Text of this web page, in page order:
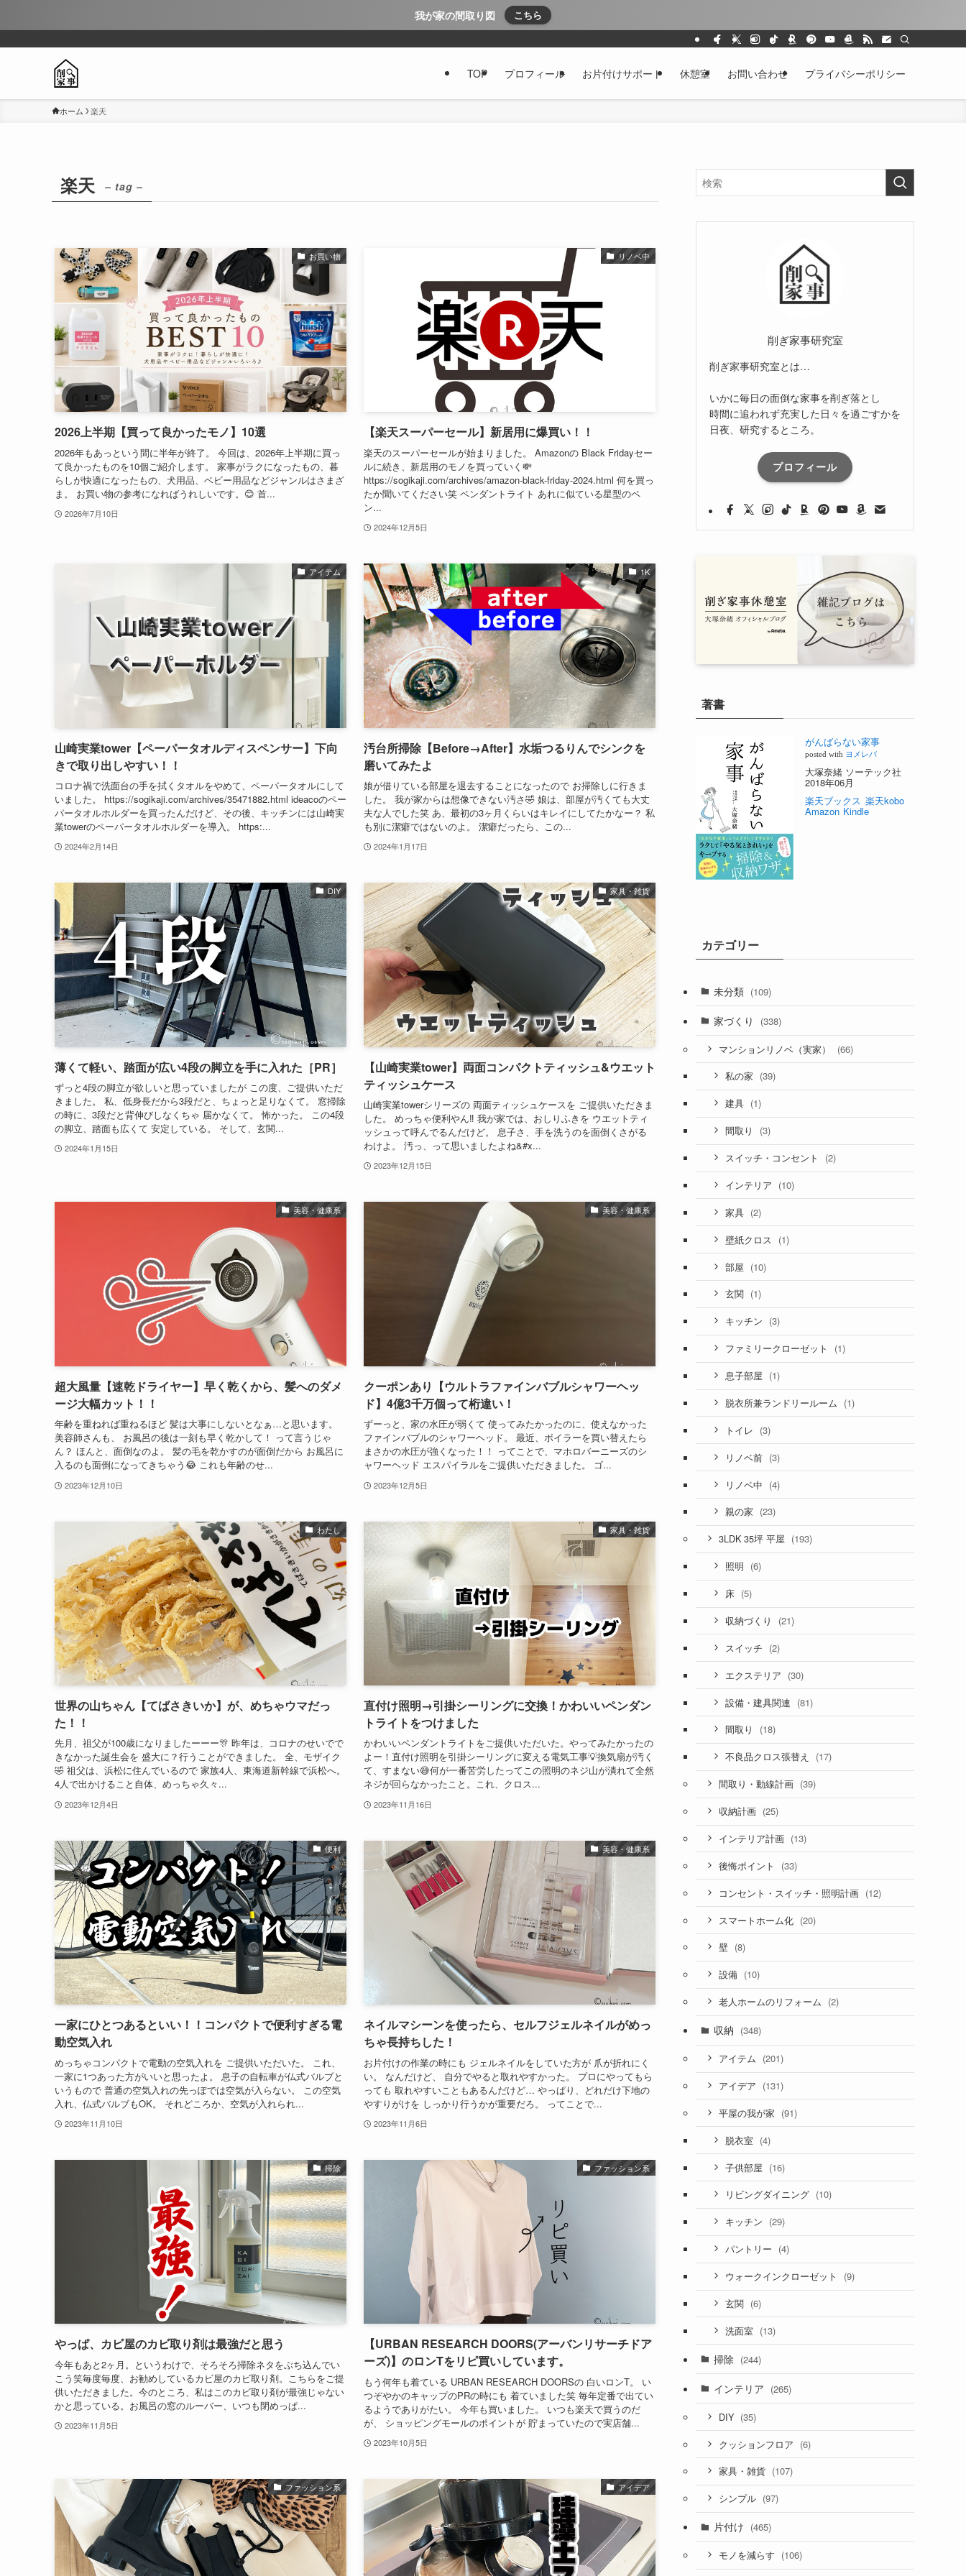
我が家の間取り図 こちら
TOP プロフィール お片付けサポート 休憩室 お問い合わせ プライバシーポリシー
ホーム 楽天
楽天 – tag –
お買い物
2026上半期【買って良かったモノ】10選
2026年もあっという間に半年が終了。 今回は、2026年上半期に買っ
て良かったものを10個ご紹介します。 家事がラクになったもの、暮
らしが快適になったもの、犬用品、ベビー用品などジャンルはさまざ
ま。 お買い物の参考になればうれしいです。😊 首...
2026年7月10日
リノベ中
【楽天スーパーセール】新居用に爆買い！！
楽天のスーパーセールが始まりました。 Amazonの Black Fridayセー
ルに続き、新居用のモノを買っていく💸
https://sogikaji.com/archives/amazon-black-friday-2024.html 何を買っ
たか聞いてください笑 ペンダントライト あれに似ている星型のペ
ン...
2024年12月5日
アイテム
山崎実業tower【ペーパータオルディスペンサー】下向
きで取り出しやすい！！
コロナ禍で洗面台の手を拭くタオルをやめて、ペーパータオルにして
いました。 https://sogikaji.com/archives/35471882.html ideacoのペー
パータオルホルダーを買ったんだけど、その後、キッチンには山崎実
業towerのペーパータオルホルダーを導入。 https:...
2024年2月14日
1K
汚台所掃除【Before→After】水垢つるりんでシンクを
磨いてみたよ
娘が借りている部屋を退去することになったので お掃除しに行きま
した。 我が家からは想像できない汚さ🤣 娘は、部屋が汚くても大丈
夫な人でした笑 あ、最初の3ヶ月くらいはキレイにしてたかなー？ 私
も別に潔癖ではないのよ。 潔癖だったら、この...
2024年1月17日
DIY
薄くて軽い、踏面が広い4段の脚立を手に入れた［PR］
ずっと4段の脚立が欲しいと思っていましたが この度、ご提供いただ
きました。 私、低身長だから3段だと、ちょっと足りなくて。 窓掃除
の時に、3段だと背伸びしなくちゃ 届かなくて。 怖かった。 この4段
の脚立、踏面も広くて 安定している。 そして、玄関...
2024年1月15日
家具・雑貨
【山崎実業tower】両面コンパクトティッシュ&ウエット
ティッシュケース
山崎実業towerシリーズの 両面ティッシュケースを ご提供いただきま
した。 めっちゃ便利やん‼️ 我が家では、おしりふきを ウエットティ
ッシュって呼んでるんだけど。 息子さ、手を洗うのを面倒くさがる
わけよ。 汚っ、って思いましたよね&#x...
2023年12月15日
美容・健康系
超大風量【速乾ドライヤー】早く乾くから、髪へのダメ
ージ大幅カット！！
年齢を重ねれば重ねるほど 髪は大事にしないとなぁ…と思います。
美容師さんも、 お風呂の後は一刻も早く乾かして！ って言うじゃ
ん？ ほんと、面倒なのよ。 髪の毛を乾かすのが面倒だから お風呂に
入るのも面倒になってきちゃう😂 これも年齢のせ...
2023年12月10日
美容・健康系
クーポンあり【ウルトラファインバブルシャワーヘッ
ド】4億3千万個って桁違い！
ずーっと、家の水圧が弱くて 使ってみたかったのに、使えなかった
ファインバブルのシャワーヘッド。 最近、ボイラーを買い替えたら
まさかの水圧が強くなった！！ ってことで、マホロバーニーズのシ
ャワーヘッド エスパイラルをご提供いただきました。 ゴ...
2023年12月5日
わたし
世界の山ちゃん【てばさきいか】が、めちゃウマだっ
た！！
先月、祖父が100歳になりましたーーー🎊 昨年は、コロナのせいでで
きなかった誕生会を 盛大に？行うことができました。 全、モザイク
🤣 祖父は、浜松に住んでいるので 家族4人、東海道新幹線で浜松へ。
4人で出かけること自体、めっちゃ久々...
2023年12月4日
家具・雑貨
直付け照明→引掛シーリングに交換！かわいいペンダン
トライトをつけました
かわいいペンダントライトをご提供いただいた。やってみたかったの
よー！直付け照明を引掛シーリングに変える電気工事💡換気扇が汚く
て、すまない😅何が一番苦労したってこの照明のネジ山が潰れて全然
ネジが回らなかったこと。これ、クロス...
2023年11月16日
便利
一家にひとつあるといい！！コンパクトで便利すぎる電
動空気入れ
めっちゃコンパクトで電動の空気入れを ご提供いただいた。 これ、
一家に1つあった方がいいと思ったよ。 息子の自転車が仏式バルブと
いうもので 普通の空気入れの先っぽでは空気が入らない。 この空気
入れ、仏式バルブもOK。 それどころか、空気が入れられ...
2023年11月10日
美容・健康系
ネイルマシーンを使ったら、セルフジェルネイルがめっ
ちゃ長持ちした！
お片付けの作業の時にも ジェルネイルをしていた方が 爪が折れにく
い。 なんだけど、 自分でやると取れやすかった。 プロにやってもら
っても 取れやすいこともあるんだけど… やっぱり、どれだけ下地の
やすりがけを しっかり行うかが重要だろ。 ってことで...
2023年11月6日
掃除
やっぱ、カビ屋のカビ取り剤は最強だと思う
今年もあと2ヶ月。というわけで、そろそろ掃除ネタをぶち込んでい
こう笑毎度毎度、お勧めしているカビ屋のカビ取り剤。こちらをご提
供いただきました。今のところ、私はこのカビ取り剤が最強じゃない
かと思っている。お風呂の窓のルーバー、いつも閉めっぱ...
2023年11月5日
ファッション系
【URBAN RESEARCH DOORS(アーバンリサーチドア
ーズ)】のロンTをリピ買いしています。
もう何年も着ている URBAN RESEARCH DOORSの 白いロンT。 い
つぞやかのキャップのPRの時にも 着ていました笑 毎年定番で出てい
るようでありがたい。 今年も買いました。 いつも楽天で買うのだ
が、 ショッピングモールのポイントが 貯まっていたので実店舗...
2023年10月5日
ファッション系 アイデア
削ぎ家事研究室
削ぎ家事研究室とは…
いかに毎日の面倒な家事を削ぎ落とし
時間に追われず充実した日々を過ごすかを
日夜、研究するところ。
プロフィール
著書
がんばらない家事
posted with ヨメレバ
大塚奈緒 ソーテック社
2018年06月
楽天ブックス 楽天kobo
Amazon Kindle
カテゴリー
未分類 (109)
家づくり (338)
マンションリノベ（実家） (66)
私の家 (39)
建具 (1)
間取り (3)
スイッチ・コンセント (2)
インテリア (10)
家具 (2)
壁紙クロス (1)
部屋 (10)
玄関 (1)
キッチン (3)
ファミリークローゼット (1)
息子部屋 (1)
脱衣所兼ランドリールーム (1)
トイレ (3)
リノベ前 (3)
リノベ中 (4)
親の家 (23)
3LDK 35坪 平屋 (193)
照明 (6)
床 (5)
収納づくり (21)
スイッチ (2)
エクステリア (30)
設備・建具関連 (81)
間取り (18)
不良品クロス張替え (17)
間取り・動線計画 (39)
収納計画 (25)
インテリア計画 (13)
後悔ポイント (33)
コンセント・スイッチ・照明計画 (12)
スマートホーム化 (20)
壁 (8)
設備 (10)
老人ホームのリフォーム (2)
収納 (348)
アイテム (201)
アイデア (131)
平屋の我が家 (91)
脱衣室 (4)
子供部屋 (16)
リビングダイニング (10)
キッチン (29)
パントリー (4)
ウォークインクローゼット (9)
玄関 (6)
洗面室 (13)
掃除 (244)
インテリア (265)
DIY (35)
クッションフロア (6)
家具・雑貨 (107)
シンプル (97)
片付け (465)
モノを減らす (106)